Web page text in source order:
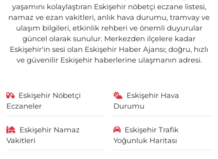
yaşamını kolaylaştıran Eskişehir nöbetçi eczane listesi,
namaz ve ezan vakitleri, anlık hava durumu, tramvay ve
ulaşım bilgileri, etkinlik rehberi ve önemli duyurular
güncel olarak sunulur. Merkezden ilçelere kadar
Eskişehir'in sesi olan Eskişehir Haber Ajansı; doğru, hızlı
ve güvenilir Eskişehir haberlerine ulaşmanın adresi.
Eskişehir Nöbetçi
Eczaneler
Eskişehir Hava
Durumu
Eskişehir Namaz
Vakitleri
Eskişehir Trafik
Yoğunluk Haritası